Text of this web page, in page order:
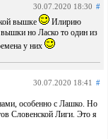
30.07.2020 18:30 #
вышке
Илирию
вышки нo Ласко то один из
у них
30.07.2020 18:41 #
особенно с Лашко. Но
Словенской Лиги. Это я